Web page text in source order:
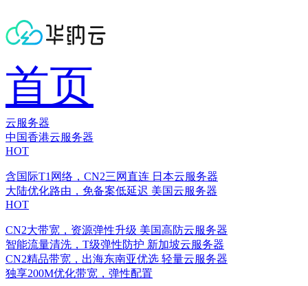
首页
云服务器
中国香港云服务器
HOT
含国际T1网络，CN2三网直连 日本云服务器
大陆优化路由，免备案低延迟 美国云服务器
HOT
CN2大带宽，资源弹性升级 美国高防云服务器
智能流量清洗，T级弹性防护 新加坡云服务器
CN2精品带宽，出海东南亚优选 轻量云服务器
独享200M优化带宽，弹性配置